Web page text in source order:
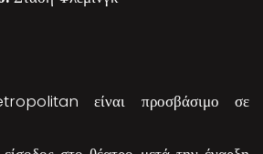
είναι προσβάσιμο σε